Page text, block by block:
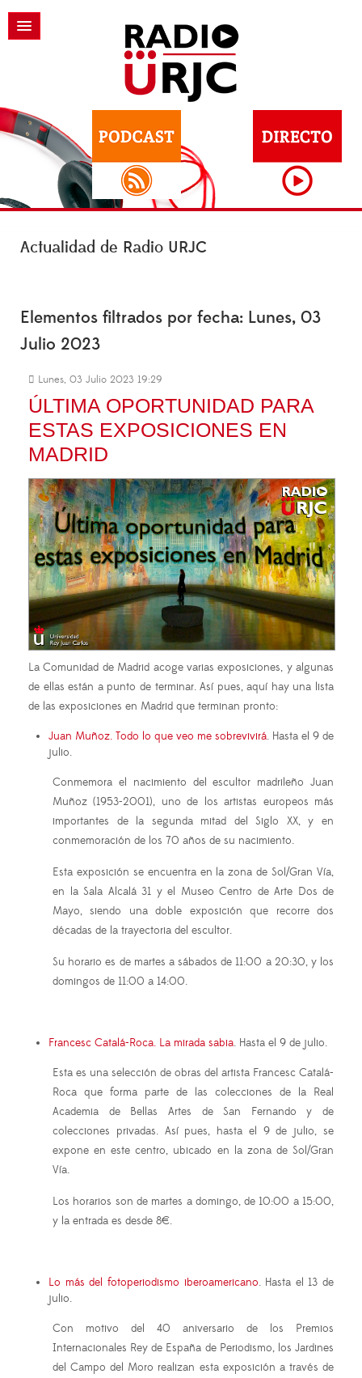
Actualidad de Radio URJC
Elementos filtrados por fecha: Lunes, 03
Julio 2023
Lunes, 03 Julio 2023 19:29
ÚLTIMA OPORTUNIDAD PARA
ESTAS EXPOSICIONES EN
MADRID
La Comunidad de Madrid acoge varias exposiciones, y algunas
de ellas están a punto de terminar. Así pues, aquí hay una lista
de las exposiciones en Madrid que terminan pronto:
Juan Muñoz. Todo lo que veo me sobrevivirá. Hasta el 9 de
julio.
Conmemora el nacimiento del escultor madrileño Juan
Muñoz (1953-2001), uno de los artistas europeos más
importantes de la segunda mitad del Siglo XX, y en
conmemoración de los 70 años de su nacimiento.
Esta exposición se encuentra en la zona de Sol/Gran Vía,
en la Sala Alcalá 31 y el Museo Centro de Arte Dos de
Mayo, siendo una doble exposición que recorre dos
décadas de la trayectoria del escultor.
Su horario es de martes a sábados de 11:00 a 20:30, y los
domingos de 11:00 a 14:00.
Francesc Catalá-Roca. La mirada sabia. Hasta el 9 de julio.
Esta es una selección de obras del artista Francesc Catalá-
Roca que forma parte de las colecciones de la Real
Academia de Bellas Artes de San Fernando y de
colecciones privadas. Así pues, hasta el 9 de julio, se
expone en este centro, ubicado en la zona de Sol/Gran
Vía.
Los horarios son de martes a domingo, de 10:00 a 15:00,
y la entrada es desde 8€.
Lo más del fotoperiodismo iberoamericano. Hasta el 13 de
julio.
Con motivo del 40 aniversario de los Premios
Internacionales Rey de España de Periodismo, los Jardines
del Campo del Moro realizan esta exposición a través de